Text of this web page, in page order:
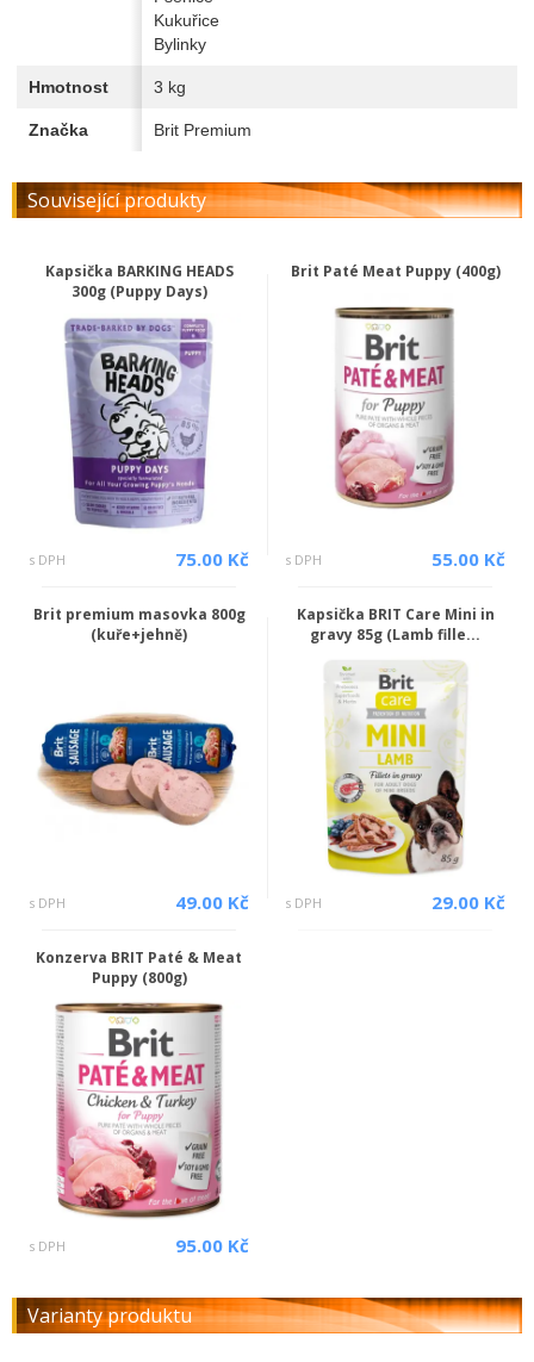
Kukuřice
Bylinky
Hmotnost 3 kg
Značka Brit Premium
Související produkty
Kapsička BARKING HEADS
300g (Puppy Days)
s DPH 75.00 Kč
Brit Paté Meat Puppy (400g)
s DPH 55.00 Kč
Brit premium masovka 800g
(kuře+jehně)
s DPH 49.00 Kč
Kapsička BRIT Care Mini in
gravy 85g (Lamb fille...
s DPH 29.00 Kč
Konzerva BRIT Paté & Meat
Puppy (800g)
s DPH 95.00 Kč
Varianty produktu